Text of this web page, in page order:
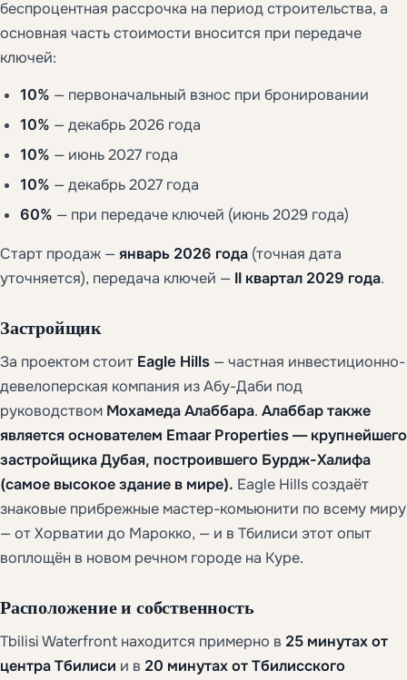
беспроцентная рассрочка на период строительства, а
основная часть стоимости вносится при передаче
ключей:
10% — первоначальный взнос при бронировании
10% — декабрь 2026 года
10% — июнь 2027 года
10% — декабрь 2027 года
60% — при передаче ключей (июнь 2029 года)
Старт продаж — январь 2026 года (точная дата
уточняется), передача ключей — II квартал 2029 года.
Застройщик
За проектом стоит Eagle Hills — частная инвестиционно-
девелоперская компания из Абу-Даби под
руководством Мохамеда Алаббара. Алаббар также
является основателем Emaar Properties — крупнейшего
застройщика Дубая, построившего Бурдж-Халифа
(самое высокое здание в мире). Eagle Hills создаёт
знаковые прибрежные мастер-комьюнити по всему миру
— от Хорватии до Марокко, — и в Тбилиси этот опыт
воплощён в новом речном городе на Куре.
Расположение и собственность
Tbilisi Waterfront находится примерно в 25 минутах от
центра Тбилиси и в 20 минутах от Тбилисского